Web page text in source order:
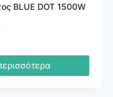
BLUE DOT 1500W